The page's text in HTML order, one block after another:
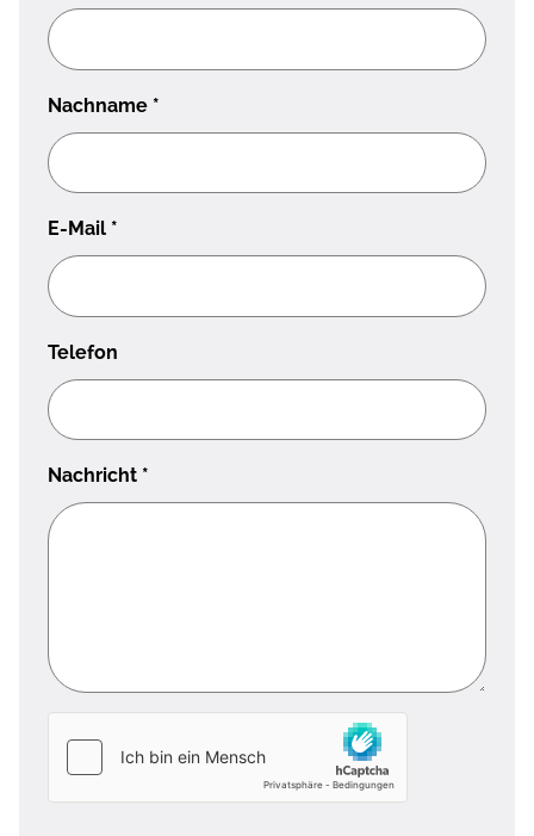
Nachname *
E-Mail *
Telefon
Nachricht *